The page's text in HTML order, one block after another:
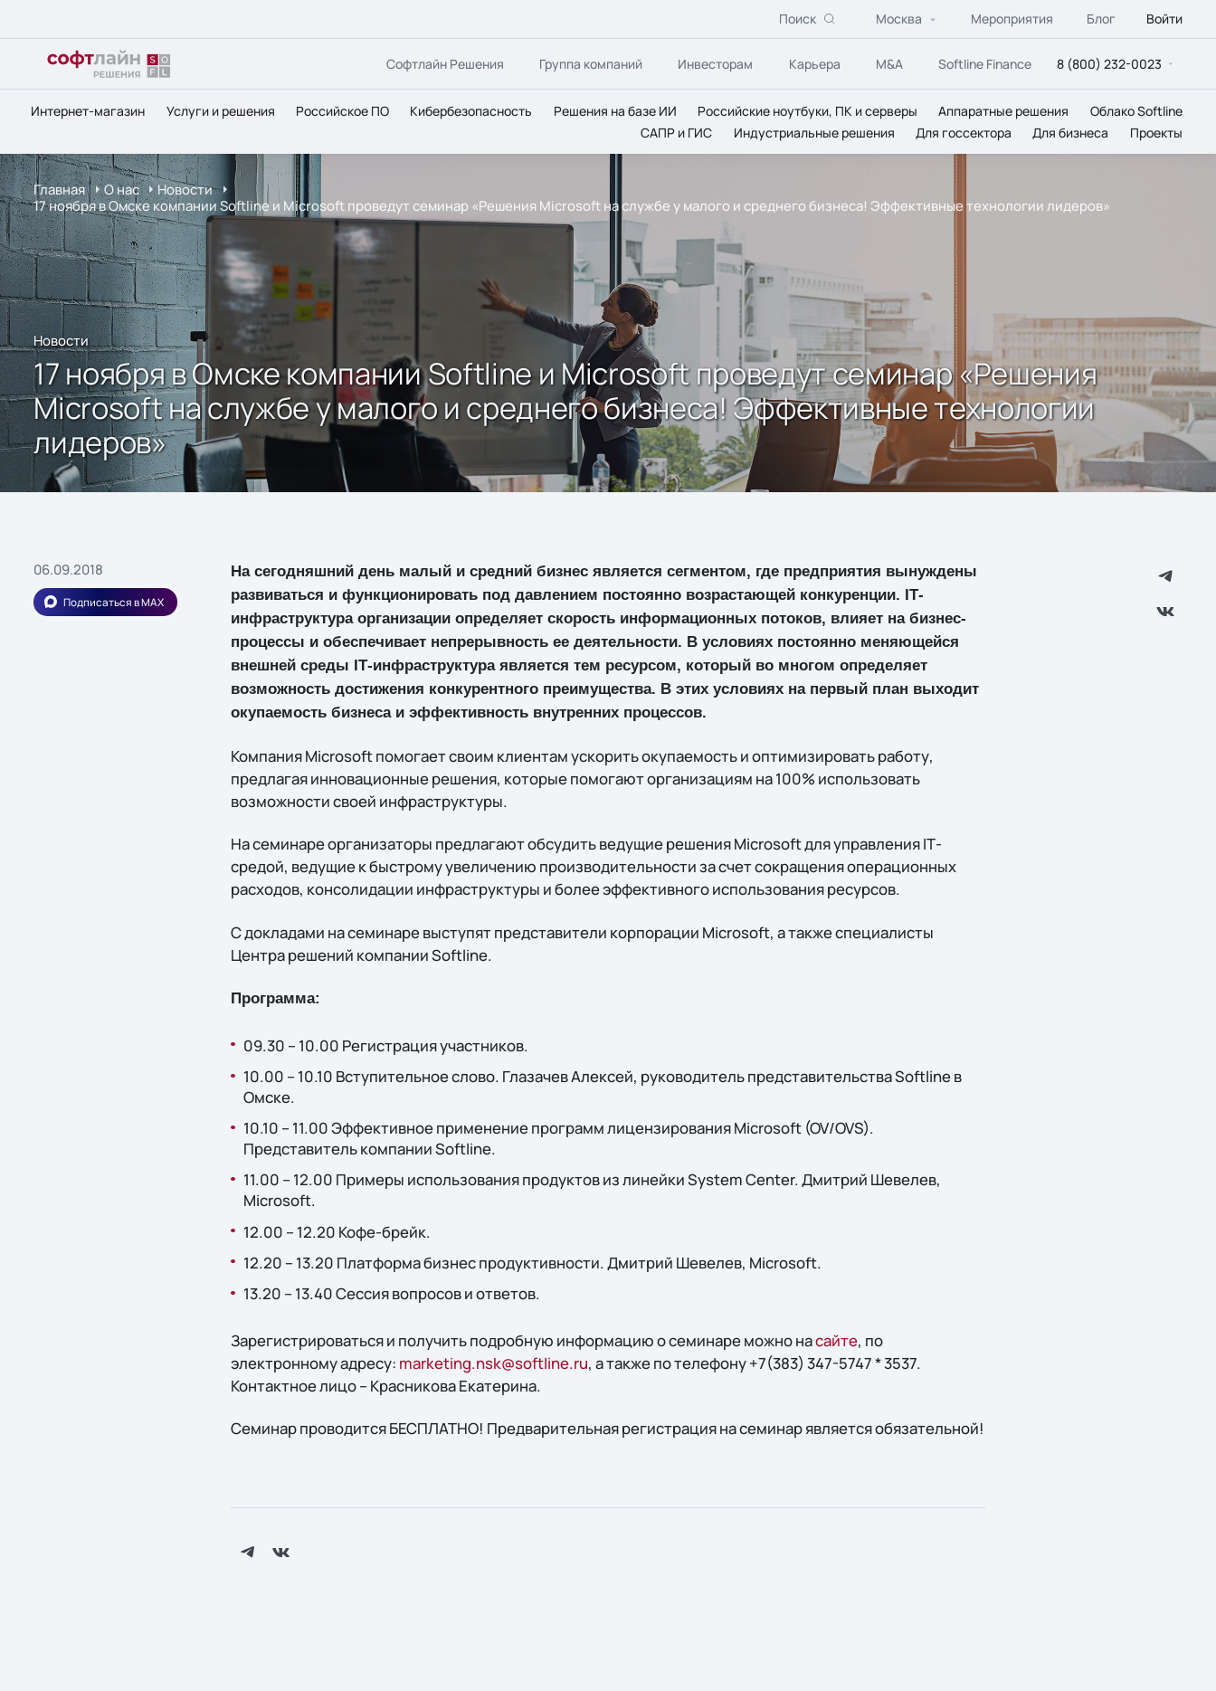
Поиск Москва Мероприятия Блог Войти
Софтлайн Решения Группа компаний Инвесторам Карьера M&A Softline Finance 8 (800) 232-0023
Интернет-магазин Услуги и решения Российское ПО Кибербезопасность Решения на базе ИИ Российские ноутбуки, ПК и серверы Аппаратные решения
Облако Softline
САПР и ГИС
Индустриальные решения Для госсектора Для бизнеса Проекты
Главная О нас
Новости
17 ноября в Омске компании Softline и Microsoft проведут семинар «Решения Microsoft на службе у малого и среднего бизнеса! Эффективные технологии лидеров»
Новости
17 ноября в Омске компании Softline и Microsoft проведут семинар «Решения
Microsoft на службе у малого и среднего бизнеса! Эффективные технологии
лидеров»
06.09.2018
Подписаться в MAX
На сегодняшний день малый и средний бизнес является сегментом, где предприятия вынуждены
развиваться и функционировать под давлением постоянно возрастающей конкуренции. IТ-
инфраструктура организации определяет скорость информационных потоков, влияет на бизнес-
процессы и обеспечивает непрерывность ее деятельности. В условиях постоянно меняющейся
внешней среды IТ-инфраструктура является тем ресурсом, который во многом определяет
возможность достижения конкурентного преимущества. В этих условиях на первый план выходит
окупаемость бизнеса и эффективность внутренних процессов.
Компания Microsoft помогает своим клиентам ускорить окупаемость и оптимизировать работу,
предлагая инновационные решения, которые помогают организациям на 100% использовать
возможности своей инфраструктуры.
На семинаре организаторы предлагают обсудить ведущие решения Microsoft для управления IТ-
средой, ведущие к быстрому увеличению производительности за счет сокращения операционных
расходов, консолидации инфраструктуры и более эффективного использования ресурсов.
С докладами на семинаре выступят представители корпорации Microsoft, а также специалисты
Центра решений компании Softline.
Программа:
09.30 – 10.00 Регистрация участников.
10.00 – 10.10 Вступительное слово. Глазачев Алексей, руководитель представительства Softline в
Омске.
10.10 – 11.00 Эффективное применение программ лицензирования Microsoft (OV/OVS).
Представитель компании Softline.
11.00 – 12.00 Примеры использования продуктов из линейки System Center. Дмитрий Шевелев,
Microsoft.
12.00 – 12.20 Кофе-брейк.
12.20 – 13.20 Платформа бизнес продуктивности. Дмитрий Шевелев, Microsoft.
13.20 – 13.40 Сессия вопросов и ответов.
Зарегистрироваться и получить подробную информацию о семинаре можно насайте, по
электронному адресу: marketing.nsk@softline.ru, а также по телефону +7(383) 347-5747 * 3537.
Контактное лицо – Красникова Екатерина.
Семинар проводится БЕСПЛАТНО! Предварительная регистрация на семинар является обязательной!